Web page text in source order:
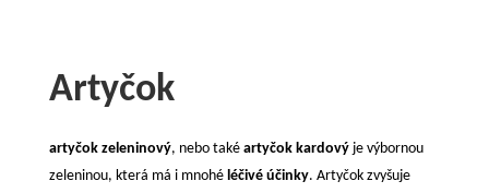
Artyčok
artyčok zeleninový, nebo také artyčok kardovýje výbornou
zeleninou, která má i mnohé léčivé účinky. Artyčok zvyšuje